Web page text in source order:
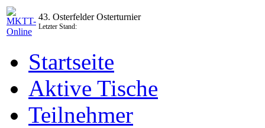
43. Osterfelder Osterturnier
Letzter Stand:
Startseite
Aktive Tische
Teilnehmer